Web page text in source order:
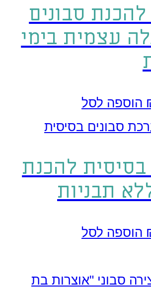
סבונים
עצמית בימי
הוספה לסל
להכנת
תבניות
הוספה לסל